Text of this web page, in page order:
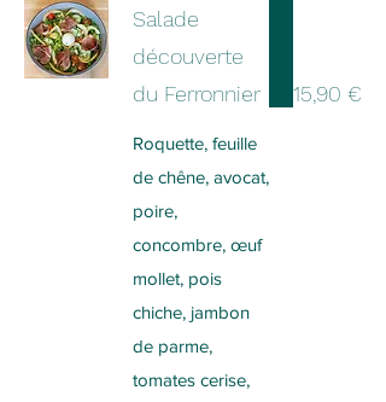
Salade
découverte
du Ferronnier
Roquette, feuille
de chêne, avocat,
poire,
concombre, œuf
mollet, pois
chiche, jambon
de parme,
tomates cerise,
15,90 €